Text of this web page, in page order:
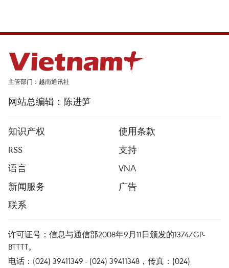
主管部门：越南通讯社
网站总编辑：陈进笋
知识产权
使用条款
RSS
支持
语言
VNA
新闻服务
广告
联系
许可证号：信息与通信部2008年9月11日颁发的1374/GP-
BTTTT。
电话：(024) 39411349 - (024) 39411348，传真：(024)